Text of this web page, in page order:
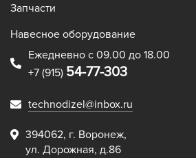
Запчасти
Навесное оборудование
Ежедневно с 09.00 до 18.00
+7 (915) 54-77-303
technodizel@inbox.ru
394062, г. Воронеж,
ул. Дорожная, д.86